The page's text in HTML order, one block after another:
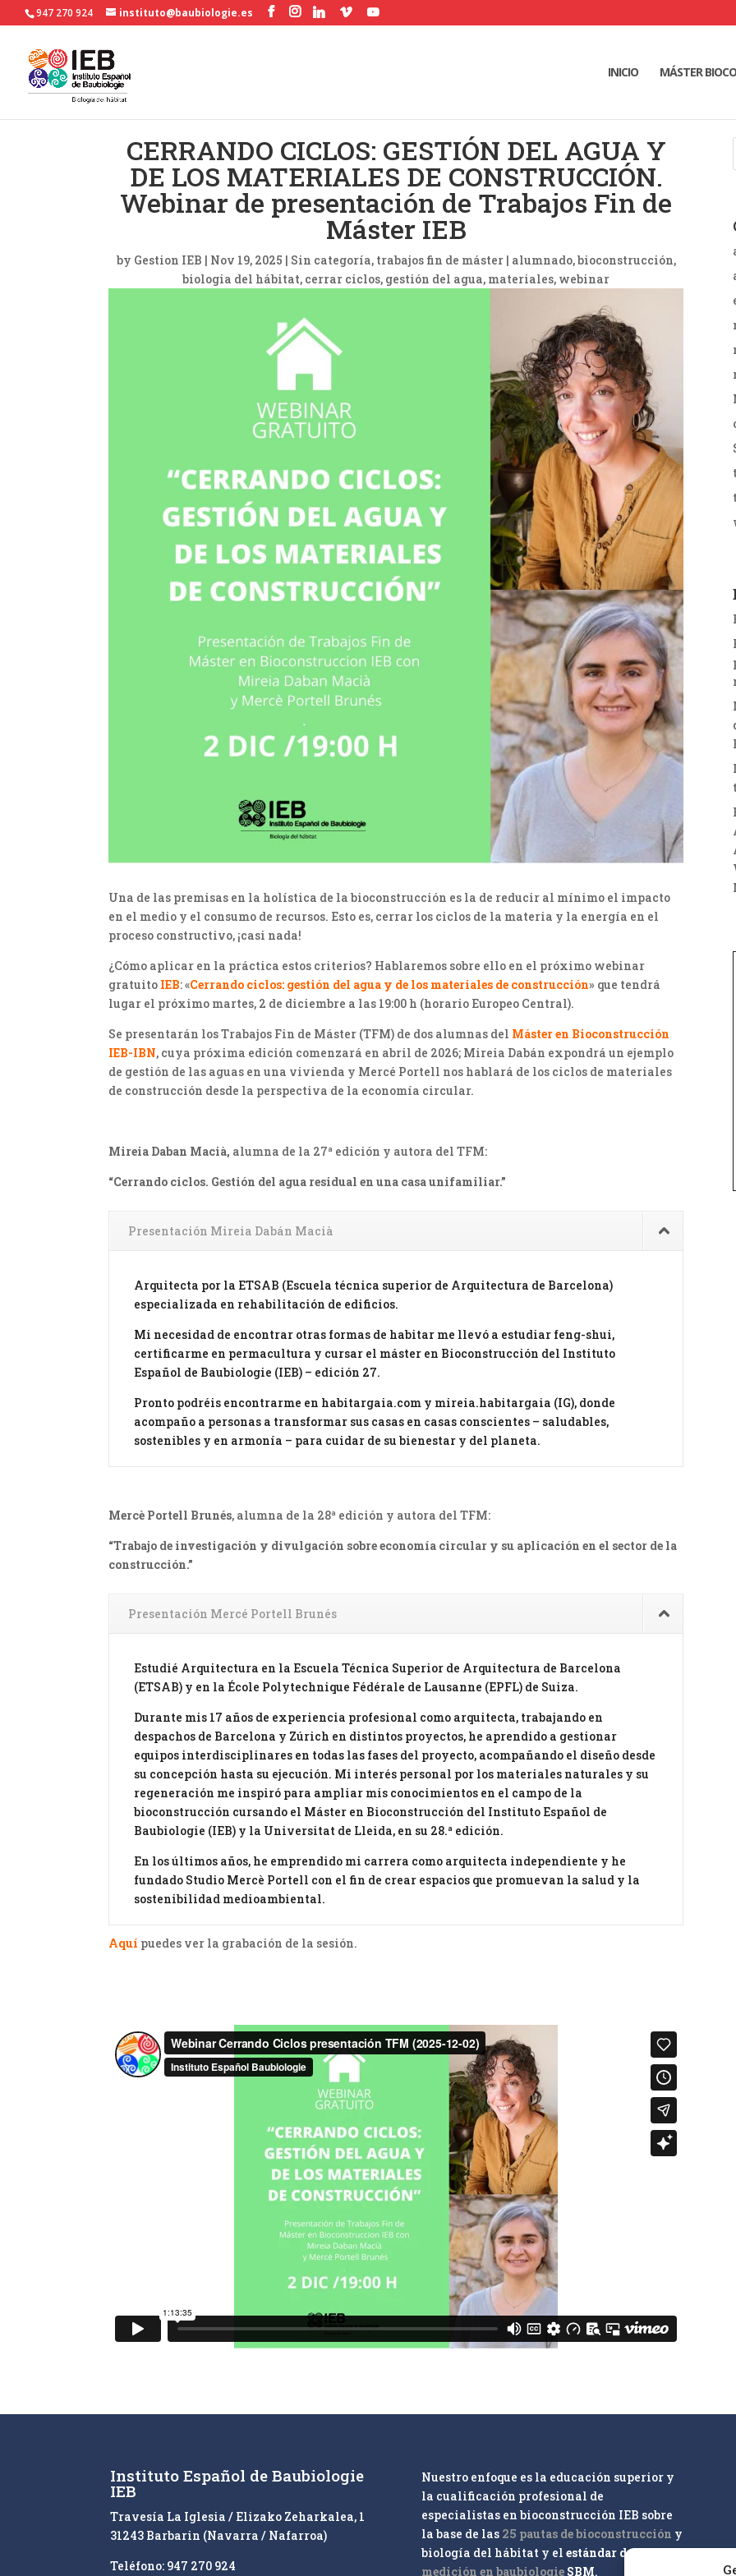
947 270 924 instituto@baubiologie.es
INICIO MÁSTER
CERRANDO CICLOS: GESTIÓN DEL AGUA Y
DE LOS MATERIALES DE CONSTRUCCIÓN.
Webinar de presentación de Trabajos Fin de
Máster IEB
by Gestion IEB | Nov 19, 2025 | Sin categoría, trabajos fin de máster| alumnado bioconstrucción
biologia del hábitat cerrar ciclos gestión del agua materiales webinar
Una de las premisas en la holística de la bioconstrucción es la de reducir al mínimo el impacto
en el medio y el consumo de recursos. Esto es, cerrar los ciclos de la materia y la energía en el
proceso constructivo, ¡casi nada!
¿Cómo aplicar en la práctica estos criterios? Hablaremos sobre ello en el próximo webinar
gratuito IEB: «Cerrando ciclos: gestión del agua y de los materiales de construcción» que tendrá
lugar el próximo martes, 2 de diciembre a las 19:00 h (horario Europeo Central).
Se presentarán los Trabajos Fin de Máster (TFM) de dos alumnas del Máster en Bioconstrucción
IEB-IBN, cuya próxima edición comenzará en abril de 2026; Mireia Dabán expondrá un ejemplo
de gestión de las aguas en una vivienda y Mercé Portell nos hablará de los ciclos de materiales
de construcción desde la perspectiva de la economía circular.
Mireia Daban Macià, alumna de la 27ª edición y autora del TFM:
“Cerrando ciclos. Gestión del agua residual en una casa unifamiliar.”
Presentación Mireia Dabán Macià
Arquitecta por la ETSAB (Escuela técnica superior de Arquitectura de Barcelona)
especializada en rehabilitación de edificios.
Mi necesidad de encontrar otras formas de habitar me llevó a estudiar feng-shui,
certificarme en permacultura y cursar el máster en Bioconstrucción del Instituto
Español de Baubiologie (IEB) – edición 27.
Pronto podréis encontrarme en habitargaia.com y mireia.habitargaia (IG), donde
acompaño a personas a transformar sus casas en casas conscientes – saludables,
sostenibles y en armonía – para cuidar de su bienestar y del planeta.
Mercè Portell Brunés, alumna de la 28ª edición y autora del TFM:
“Trabajo de investigación y divulgación sobre economía circular y su aplicación en el sector de la
construcción.”
Presentación Mercé Portell Brunés
Estudié Arquitectura en la Escuela Técnica Superior de Arquitectura de Barcelona
(ETSAB) y en la École Polytechnique Fédérale de Lausanne (EPFL) de Suiza.
Durante mis 17 años de experiencia profesional como arquitecta, trabajando en
despachos de Barcelona y Zúrich en distintos proyectos, he aprendido a gestionar
equipos interdisciplinares en todas las fases del proyecto, acompañando el diseño desde
su concepción hasta su ejecución. Mi interés personal por los materiales naturales y su
regeneración me inspiró para ampliar mis conocimientos en el campo de la
bioconstrucción cursando el Máster en Bioconstrucción del Instituto Español de
Baubiologie (IEB) y la Universitat de Lleida, en su 28.ª edición.
En los últimos años, he emprendido mi carrera como arquitecta independiente y he
fundado Studio Mercè Portell con el fin de crear espacios que promuevan la salud y la
sostenibilidad medioambiental.
Aquí puedes ver la grabación de la sesión.
Instituto Español de Baubiologie
IEB
Travesía La Iglesia / Elizako Zeharkalea, 1
31243 Barbarin (Navarra / Nafarroa)
Teléfono: 947 270 924
Nuestro enfoque es la educación superior y
la cualificación profesional de
especialistas en bioconstrucción IEB sobre
la base de las 25 pautas de bioconstrucción y
biología del hábitat y el estándar de
medición en baubiologieSBM.